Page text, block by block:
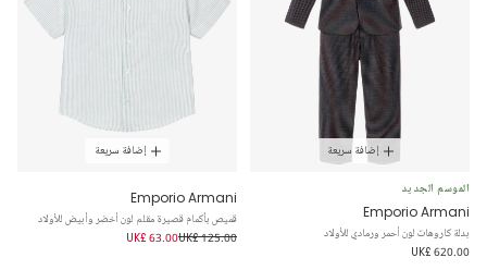
إضافة سريعة
الموسم الجديد
Emporio Armani
بدلة كاروهات لون أحمر ورمادي للأولاد
UK£ 620.00
إضافة سريعة
Emporio Armani
قميص بأكمام قصيرة مقلم لون أخضر وأبيض للأولاد
UK£ 125.00
UK£ 63.00